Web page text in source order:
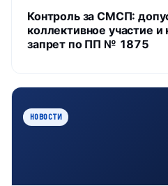
Контроль за СМСП:
коллективное участие и
запрет по ПП № 1875
НОВОСТИ